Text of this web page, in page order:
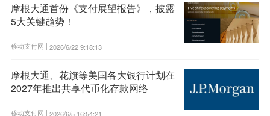
摩根大通首份《支付展望报告》，披露
5大关键趋势！
移动支付网 | 2026/6/22 9:18:13
摩根大通、花旗等美国各大银行计划在
2027年推出共享代币化存款网络
移动支付网 | 2026/6/5 16:54:21